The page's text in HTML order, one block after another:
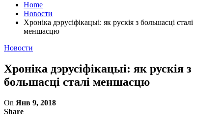
Home
Новости
Хроніка дэрусіфікацыі: як рускія з большасці сталі
меншасцю
Новости
Хроніка дэрусіфікацыі: як рускія з
большасці сталі меншасцю
On Янв 9, 2018
Share